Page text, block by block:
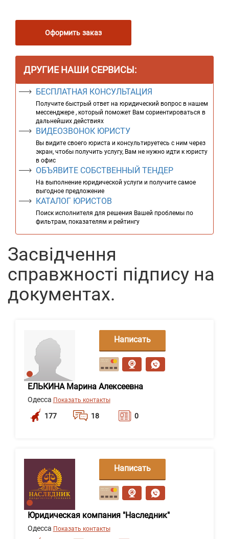
Оформить заказ
ДРУГИЕ НАШИ СЕРВИСЫ:
БЕСПЛАТНАЯ КОНСУЛЬТАЦИЯ
Получите быстрый ответ на юридический вопрос в нашем
мессенджере , который поможет Вам сориентироваться в
дальнейших действиях
ВИДЕОЗВОНОК ЮРИСТУ
Вы видите своего юриста и консультируетесь с ним через
экран, чтобы получить услугу, Вам не нужно идти к юристу
в офис
ОБЪЯВИТЕ СОБСТВЕННЫЙ ТЕНДЕР
На выполнение юридической услуги и получите самое
выгодное предложение
КАТАЛОГ ЮРИСТОВ
Поиск исполнителя для решения Вашей проблемы по
фильтрам, показателям и рейтингу
Засвідчення
справжності підпису на
документах.
ЕЛЬКИНА Марина Алексеевна
Одесса Показать контакты
177 18 0
Написать
сообщение
Юридическая компания "Наследник"
Одесса Показать контакты
Написать
сообщение